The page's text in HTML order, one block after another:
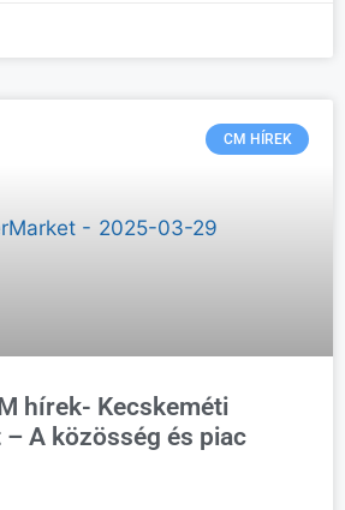
CM HÍREK
hírek- Kecskeméti
A közösség és piac